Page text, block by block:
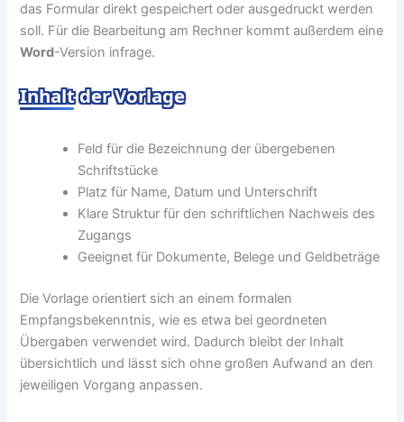
das Formular direkt gespeichert oder ausgedruckt werden
soll. Für die Bearbeitung am Rechner kommt außerdem eine
Word-Version infrage.
Inhalt der Vorlage
Feld für die Bezeichnung der übergebenen
Schriftstücke
Platz für Name, Datum und Unterschrift
Klare Struktur für den schriftlichen Nachweis des
Zugangs
Geeignet für Dokumente, Belege und Geldbeträge
Die Vorlage orientiert sich an einem formalen
Empfangsbekenntnis, wie es etwa bei geordneten
Übergaben verwendet wird. Dadurch bleibt der Inhalt
übersichtlich und lässt sich ohne großen Aufwand an den
jeweiligen Vorgang anpassen.